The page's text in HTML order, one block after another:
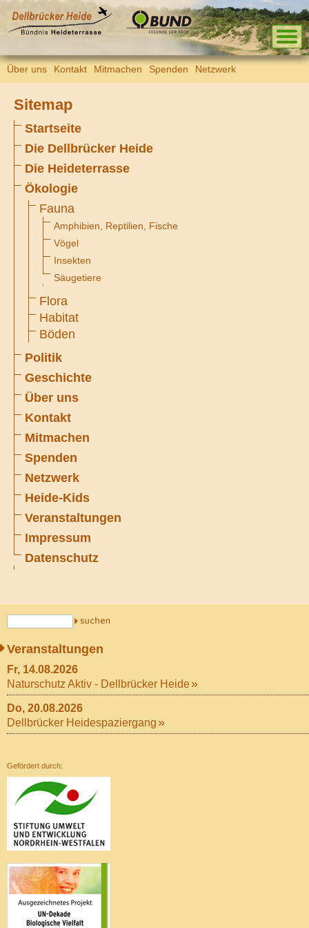
Über uns Kontakt Mitmachen Spenden Netzwerk
Sitemap
Startseite
Die Dellbrücker Heide
Die Heideterrasse
Ökologie
Fauna
Amphibien, Reptilien, Fische
Vögel
Insekten
Säugetiere
Flora
Habitat
Böden
Politik
Geschichte
Über uns
Kontakt
Mitmachen
Spenden
Netzwerk
Heide-Kids
Veranstaltungen
Impressum
Datenschutz
Veranstaltungen
Fr, 14.08.2026
Naturschutz Aktiv - Dellbrücker Heide
Do, 20.08.2026
Dellbrücker Heidespaziergang
Gefördert durch: